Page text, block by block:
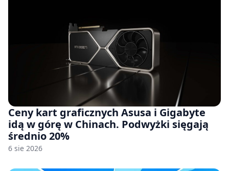
Ceny kart graficznych Asusa i Gigabyte
idą w górę w Chinach. Podwyżki sięgają
średnio 20%
6 sie 2026